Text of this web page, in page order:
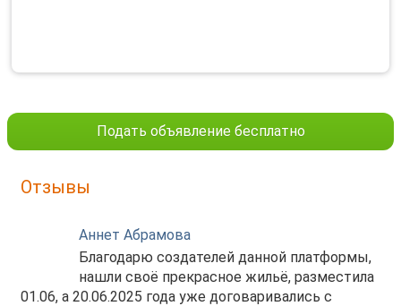
Подать объявление бесплатно
Отзывы
Аннет Абрамова
Благодарю создателей данной платформы,
нашли своё прекрасное жильё, разместила
01.06, а 20.06.2025 года уже договаривались с